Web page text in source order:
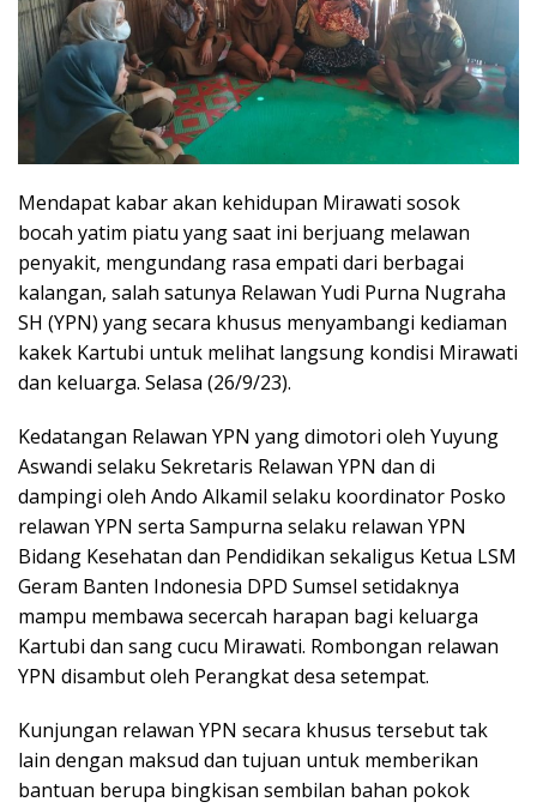
Mendapat kabar akan kehidupan Mirawati sosok
bocah yatim piatu yang saat ini berjuang melawan
penyakit, mengundang rasa empati dari berbagai
kalangan, salah satunya Relawan Yudi Purna Nugraha
SH (YPN) yang secara khusus menyambangi kediaman
kakek Kartubi untuk melihat langsung kondisi Mirawati
dan keluarga. Selasa (26/9/23).
Kedatangan Relawan YPN yang dimotori oleh Yuyung
Aswandi selaku Sekretaris Relawan YPN dan di
dampingi oleh Ando Alkamil selaku koordinator Posko
relawan YPN serta Sampurna selaku relawan YPN
Bidang Kesehatan dan Pendidikan sekaligus Ketua LSM
Geram Banten Indonesia DPD Sumsel setidaknya
mampu membawa secercah harapan bagi keluarga
Kartubi dan sang cucu Mirawati. Rombongan relawan
YPN disambut oleh Perangkat desa setempat.
Kunjungan relawan YPN secara khusus tersebut tak
lain dengan maksud dan tujuan untuk memberikan
bantuan berupa bingkisan sembilan bahan pokok